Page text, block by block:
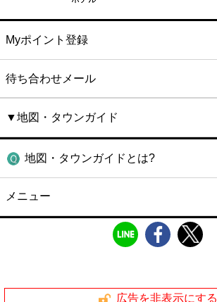
Myポイント登録
待ち合わせメール
▼地図・タウンガイド
地図・タウンガイドとは?
メニュー
広告を非表示にする